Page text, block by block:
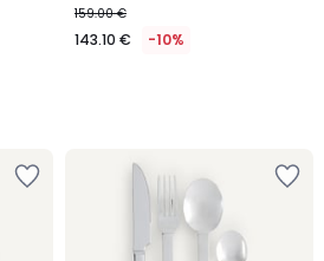
159.00 €
143.10 € -10%